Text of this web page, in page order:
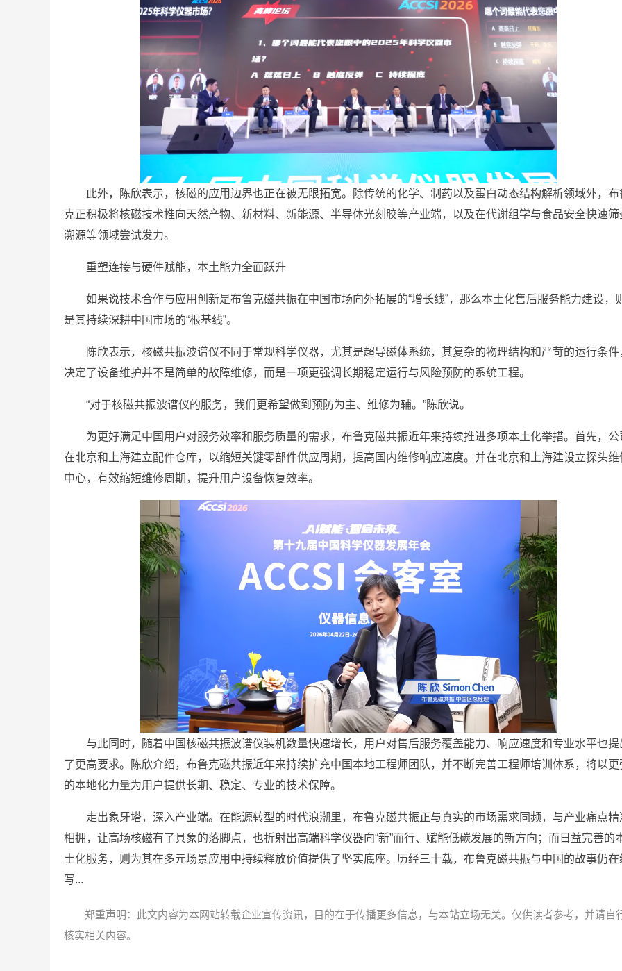
此外，陈欣表示，核磁的应用边界也正在被无限拓宽。除传统的化学、制药以及蛋白动态结构解析领域外，布
克正积极将核磁技术推向天然产物、新材料、新能源、半导体光刻胶等产业端，以及在代谢组学与食品安全快速筛
溯源等领域尝试发力。
重塑连接与硬件赋能，本土能力全面跃升
如果说技术合作与应用创新是布鲁克磁共振在中国市场向外拓展的“增长线”，那么本土化售后服务能力建设，
是其持续深耕中国市场的“根基线”。
陈欣表示，核磁共振波谱仪不同于常规科学仪器，尤其是超导磁体系统，其复杂的物理结构和严苛的运行条件
决定了设备维护并不是简单的故障维修，而是一项更强调长期稳定运行与风险预防的系统工程。
“对于核磁共振波谱仪的服务，我们更希望做到预防为主、维修为辅。”陈欣说。
为更好满足中国用户对服务效率和服务质量的需求，布鲁克磁共振近年来持续推进多项本土化举措。首先，公
在北京和上海建立配件仓库，以缩短关键零部件供应周期，提高国内维修响应速度。并在北京和上海建设立探头维
中心，有效缩短维修周期，提升用户设备恢复效率。
与此同时，随着中国核磁共振波谱仪装机数量快速增长，用户对售后服务覆盖能力、响应速度和专业水平也提
了更高要求。陈欣介绍，布鲁克磁共振近年来持续扩充中国本地工程师团队，并不断完善工程师培训体系，将以更
的本地化力量为用户提供长期、稳定、专业的技术保障。
走出象牙塔，深入产业端。在能源转型的时代浪潮里，布鲁克磁共振正与真实的市场需求同频，与产业痛点精
相拥，让高场核磁有了具象的落脚点，也折射出高端科学仪器向“新”而行、赋能低碳发展的新方向；而日益完善的
土化服务，则为其在多元场景应用中持续释放价值提供了坚实底座。历经三十载，布鲁克磁共振与中国的故事仍在
写...
郑重声明：此文内容为本网站转载企业宣传资讯，目的在于传播更多信息，与本站立场无关。仅供读者参考，并请自
核实相关内容。